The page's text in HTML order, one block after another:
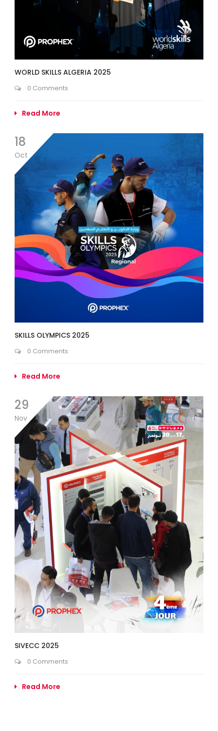
WORLD SKILLS ALGERIA 2025
0 Comments
Read More
18
Oct
SKILLS OLYMPICS 2025
0 Comments
Read More
29
Nov
SIVECC 2025
0 Comments
Read More